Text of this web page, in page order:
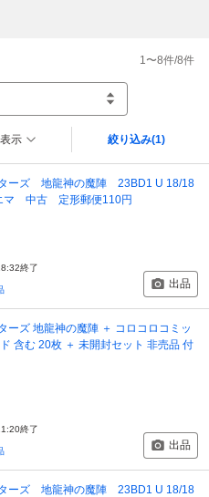
1 〜8件/8件
示 絞り込み(1)
ーズ 地龍神の魔陣 23BD1 U 18/18
中古 定形郵便110円
終了
出品
ーズ 地龍神の魔陣 ＋ コロコロコミッ
含む 20枚 ＋ 未開封セット 非売品 付
終了
出品
ーズ 地龍神の魔陣 23BD1 U 18/18